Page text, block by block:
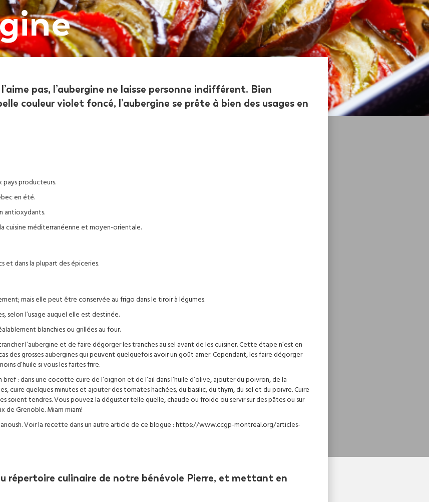
l’aime pas, l’aubergine ne laisse personne indifférent. Bien
couleur violet foncé, l’aubergine se prête à bien des usages en
pays producteurs.
en été.
antioxydants.
cuisine méditerranéenne et moyen-orientale.
et dans la plupart des épiceries.
mais elle peut être conservée au frigo dans le tiroir à légumes.
selon l’usage auquel elle est destinée.
blanchies ou grillées au four.
l’aubergine et de faire dégorger les tranches au sel avant de les cuisiner. Cette étape n’est en
des grosses aubergines qui peuvent quelquefois avoir un goût amer. Cependant, les faire dégorger
d’huile si vous les faites frire.
bref : dans une cocotte cuire de l’oignon et de l’ail dans l’huile d’olive, ajouter du poivron, de la
cuire quelques minutes et ajouter des tomates hachées, du basilic, du thym, du sel et du poivre. Cuire
soient tendres. Vous pouvez la déguster telle quelle, chaude ou froide ou servir sur des pâtes ou sur
de Grenoble. Miam miam!
Voir la recette dans un autre article de ce blogue : https://www.ccgp-montreal.org/articles-
répertoire culinaire de notre bénévole Pierre, et mettant en